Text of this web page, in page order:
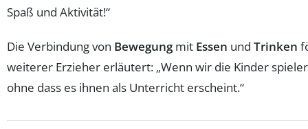
Spaß und Aktivität!“
Die Verbindung von Bewegungmit Essen und Trinken
weiterer Erzieher erläutert: „Wenn wir die Kinder
ohne dass es ihnen als Unterricht erscheint.“